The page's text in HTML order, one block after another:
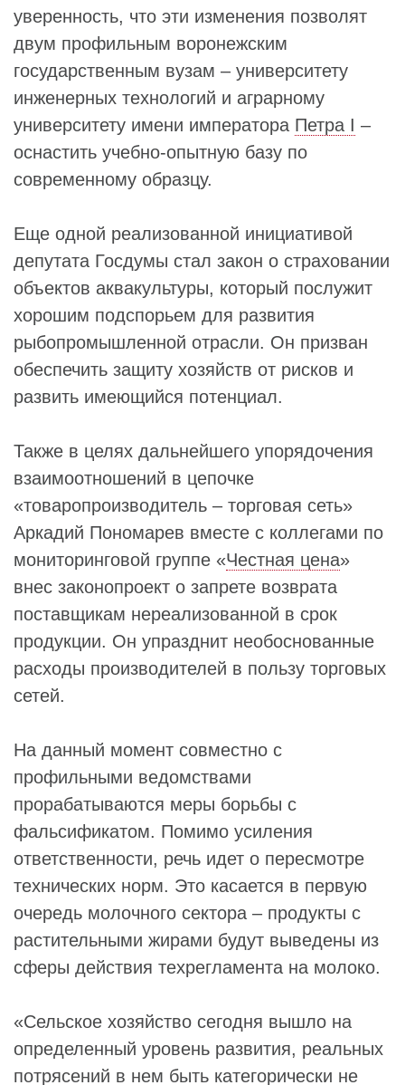
уверенность, что эти изменения позволят
двум профильным воронежским
государственным вузам – университету
инженерных технологий и аграрному
университету имени императора Петра I –
оснастить учебно-опытную базу по
современному образцу.
Еще одной реализованной инициативой
депутата Госдумы стал закон о страховании
объектов аквакультуры, который послужит
хорошим подспорьем для развития
рыбопромышленной отрасли. Он призван
обеспечить защиту хозяйств от рисков и
развить имеющийся потенциал.
Также в целях дальнейшего упорядочения
взаимоотношений в цепочке
«товаропроизводитель – торговая сеть»
Аркадий Пономарев вместе с коллегами по
мониторинговой группе «Честная цена»
внес законопроект о запрете возврата
поставщикам нереализованной в срок
продукции. Он упразднит необоснованные
расходы производителей в пользу торговых
сетей.
На данный момент совместно с
профильными ведомствами
прорабатываются меры борьбы с
фальсификатом. Помимо усиления
ответственности, речь идет о пересмотре
технических норм. Это касается в первую
очередь молочного сектора – продукты с
растительными жирами будут выведены из
сферы действия техрегламента на молоко.
«Сельское хозяйство сегодня вышло на
определенный уровень развития, реальных
потрясений в нем быть категорически не